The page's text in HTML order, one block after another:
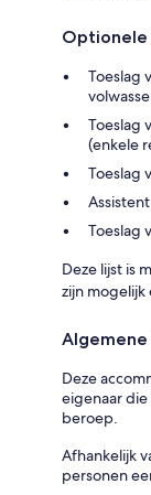
Optionele
Toeslag
Toeslag
(enkele
Toeslag
Toeslag
Deze lijst is
zijn mogelijk
Deze
eigenaar
beroep.
Afhankelijk
personen